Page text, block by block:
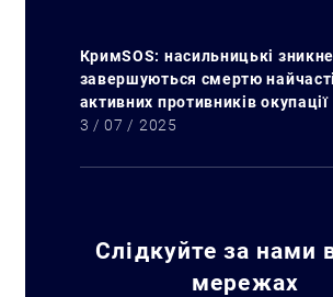
КримSOS: насильницькі
завершуються смертю
активних противників окупації
3 / 07 / 2025
Слідкуйте за нами
мережах